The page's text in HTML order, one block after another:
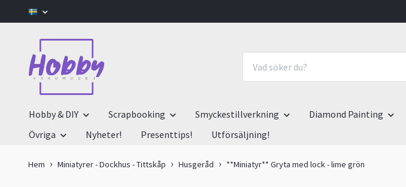
Hobby & DIY Scrapbooking Smyckestillverkning Diamond Painting
Övriga
Nyheter! Presenttips! Utförsäljning!
Hem Miniatyrer - Dockhus - Tittskåp Husgeråd **Miniatyr** Gryta med lock - lime grön